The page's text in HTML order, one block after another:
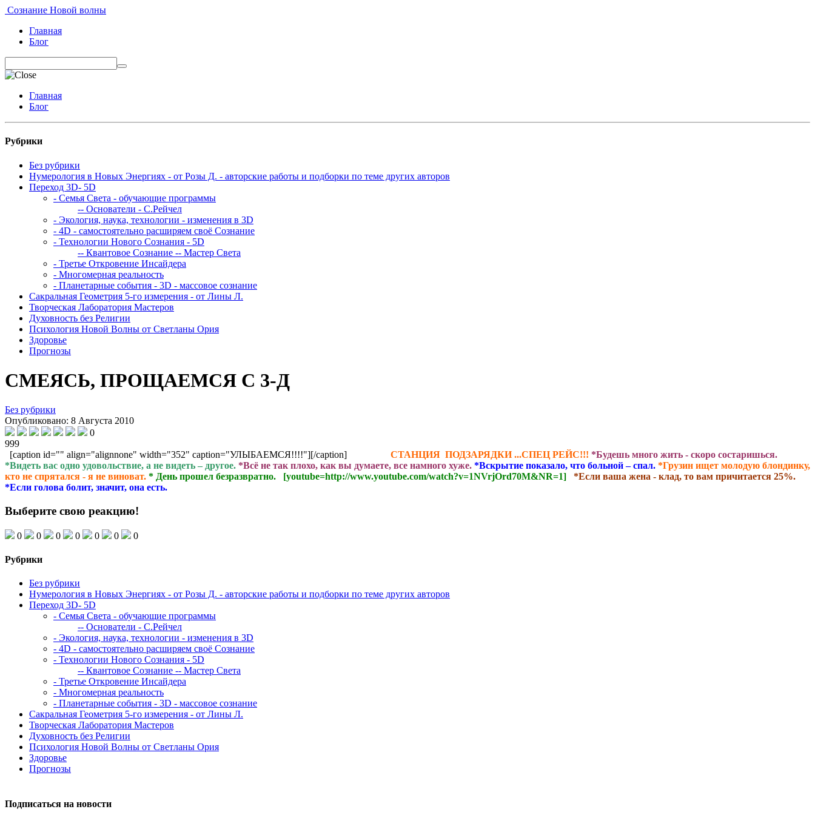
Сознание Новой волны
Главная
Блог
Главная
Блог
Рубрики
Без рубрики
Нумерология в Новых Энергиях - от Розы Д. - авторские работы и подборки по теме других авторов
Переход 3D- 5D
- Семья Света - обучающие программы
-- Основатели - С.Рейчел
- Экология, наука, технологии - изменения в 3D
- 4D - самостоятельно расширяем своё Сознание
- Технологии Нового Сознания - 5D
-- Квантовое Сознание -- Мастер Света
- Третье Откровение Инсайдера
- Многомерная реальность
- Планетарные события - 3D - массовое сознание
Сакральная Геометрия 5-го измерения - от Лины Л.
Творческая Лаборатория Мастеров
Духовность без Религии
Психология Новой Волны от Светланы Ория
Здоровье
Прогнозы
СМЕЯСЬ, ПРОЩАЕМСЯ С 3-Д
Без рубрики
Опубликовано: 8 Августа 2010
0
999
[caption id="" align="alignnone" width="352" caption="УЛЫБАЕМСЯ!!!!"][/caption] СТАНЦИЯ ПОДЗАРЯДКИ ...СПЕЦ РЕЙС!!! *Будешь много жить - скоро состаришься.
*Видеть вас одно удовольствие, а не видеть – другое. *Всё не так плохо, как вы думаете, все намного хуже. *Вскрытие показало, что больной – спал. *Грузин ищет молодую блондинку,
кто не спрятался - я не виноват. * День прошел безразвратно. [youtube=http://www.youtube.com/watch?v=1NVrjOrd70M&NR=1]
*Если ваша жена - клад, то вам причитается 25%.
*Если голова болит, значит, она есть.
Выберите свою реакцию!
0 0 0 0 0 0 0
Рубрики
Без рубрики
Нумерология в Новых Энергиях - от Розы Д. - авторские работы и подборки по теме других авторов
Переход 3D- 5D
- Семья Света - обучающие программы
-- Основатели - С.Рейчел
- Экология, наука, технологии - изменения в 3D
- 4D - самостоятельно расширяем своё Сознание
- Технологии Нового Сознания - 5D
-- Квантовое Сознание -- Мастер Света
- Третье Откровение Инсайдера
- Многомерная реальность
- Планетарные события - 3D - массовое сознание
Сакральная Геометрия 5-го измерения - от Лины Л.
Творческая Лаборатория Мастеров
Духовность без Религии
Психология Новой Волны от Светланы Ория
Здоровье
Прогнозы
Подписаться на новости